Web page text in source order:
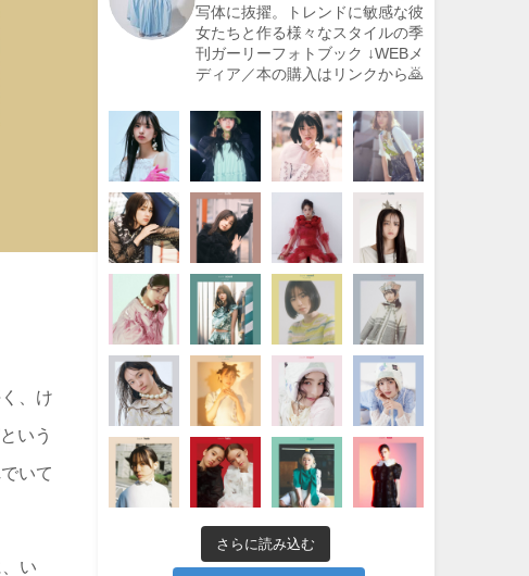
、け
いう
いて
い
写体に抜擢。トレンドに敏感な彼
女たちと作る様々なスタイルの季
刊ガーリーフォトブック
↓WEBメ
ディア／本の購入はリンクから🙇
さらに読み込む